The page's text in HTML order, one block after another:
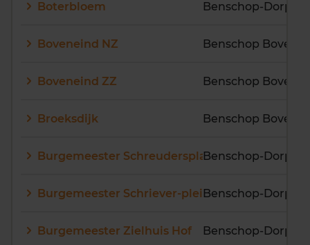
Boterbloem Benschop-Dorp
Boveneind NZ
Boveneind ZZ
Broeksdijk
Burgemeester SchreudersplantsoenBenschop-Dorp
Burgemeester Schriever-pleinBenschop-Dorp
Burgemeester Zielhuis Hof Benschop-Dorp